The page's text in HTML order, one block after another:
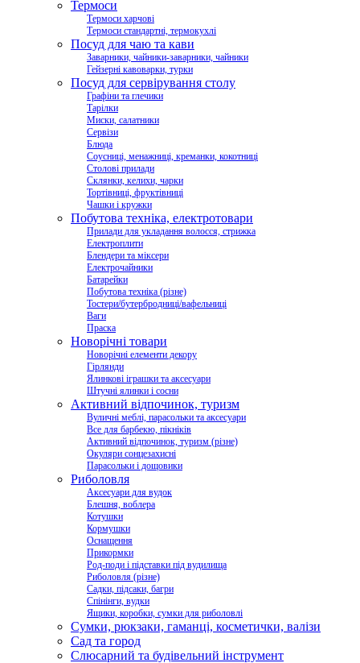
Термоси
Термоси харчові
Термоси стандартні, термокухлі
Посуд для чаю та кави
Заварники, чайники-заварники, чайники
Гейзерні кавоварки, турки
Посуд для сервірування столу
Графіни та глечики
Тарілки
Миски, салатники
Сервізи
Блюда
Соусниці, менажниці, креманки, кокотниці
Столові прилади
Склянки, келихи, чарки
Тортівниці, фруктівниці
Чашки і кружки
Побутова техніка, електротовари
Прилади для укладання волосся, стрижка
Електроплити
Блендери та міксери
Електрочайники
Батарейки
Побутова техніка (різне)
Тостери/бутербродниці/вафельниці
Ваги
Праска
Новорічні товари
Новорічні елементи декору
Гірлянди
Ялинкові іграшки та аксесуари
Штучні ялинки і сосни
Активний відпочинок, туризм
Вуличні меблі, парасольки та аксесуари
Все для барбекю, пікніків
Активний відпочинок, туризм (різне)
Окуляри сонцезахисні
Парасольки і дощовики
Риболовля
Аксесуари для вудок
Блешня, воблера
Котушки
Кормушки
Оснащення
Прикормки
Род-поди і підставки під вудилища
Риболовля (різне)
Садки, підсаки, багри
Спінінги, вудки
Ящики, коробки, сумки для риболовлі
Сумки, рюкзаки, гаманці, косметички, валізи
Сад та город
Слюсарний та будівельний інструмент